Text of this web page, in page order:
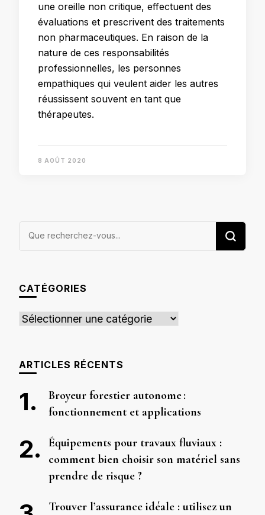
une oreille non critique, effectuent des
évaluations et prescrivent des traitements
non pharmaceutiques. En raison de la
nature de ces responsabilités
professionnelles, les personnes
empathiques qui veulent aider les autres
réussissent souvent en tant que
thérapeutes.
8 AOÛT 2020
Vous
recherchiez
CATÉGORIES
Catégories
ARTICLES RÉCENTS
Broyeur forestier autonome :
fonctionnement et applications
Équipements pour travaux fluviaux :
comment bien choisir son matériel sans
prendre de risque ?
Trouver l’assurance idéale : utilisez un